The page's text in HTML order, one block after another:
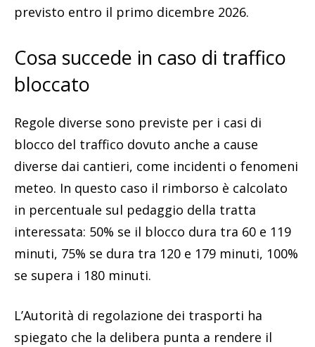
previsto entro il primo dicembre 2026.
Cosa succede in caso di traffico
bloccato
Regole diverse sono previste per i casi di
blocco del traffico dovuto anche a cause
diverse dai cantieri, come incidenti o fenomeni
meteo. In questo caso il rimborso è calcolato
in percentuale sul pedaggio della tratta
interessata: 50% se il blocco dura tra 60 e 119
minuti, 75% se dura tra 120 e 179 minuti, 100%
se supera i 180 minuti.
L’Autorità di regolazione dei trasporti ha
spiegato che la delibera punta a rendere il